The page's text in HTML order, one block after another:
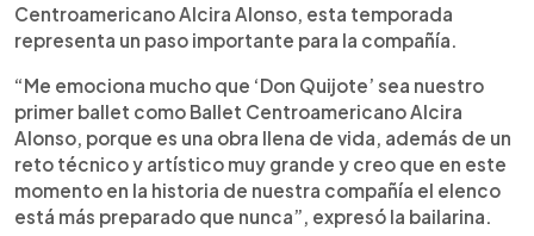
Centroamericano Alcira Alonso, esta temporada
representa un paso importante para la compañía.
“Me emociona mucho que ‘Don Quijote’ sea nuestro
primer ballet como Ballet Centroamericano Alcira
Alonso, porque es una obra llena de vida, además de un
reto técnico y artístico muy grande y creo que en este
momento en la historia de nuestra compañía el elenco
está más preparado que nunca”, expresó la bailarina.